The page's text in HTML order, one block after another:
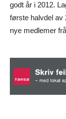
godt år i 2012.
første halvdel av
nye medlemer